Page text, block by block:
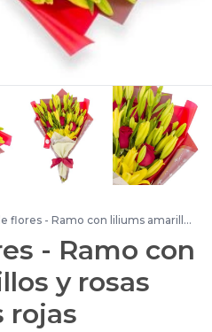
flores - Ramo con liliums amarillos
- Ramo con
y rosas
rojas